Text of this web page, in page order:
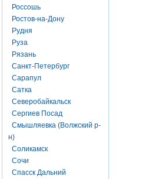
Россошь
Ростов-на-Дону
Рудня
Руза
Рязань
Санкт-Петербург
Сарапул
Сатка
Северобайкальск
Сергиев Посад
Смышляевка (Волжский р-
н)
Соликамск
Сочи
Спасск Дальний